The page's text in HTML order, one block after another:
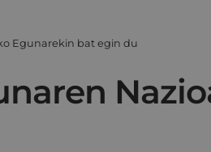
Egunarekin bat egin du